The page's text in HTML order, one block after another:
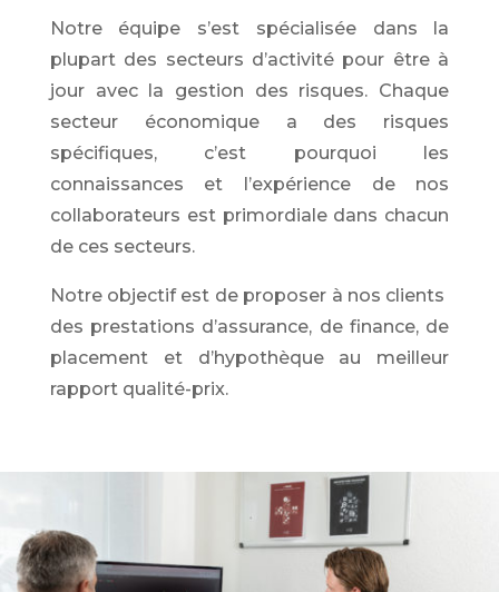
Notre équipe s’est spécialisée dans la
plupart des secteurs d’activité pour être à
jour avec la gestion des risques. Chaque
secteur économique a des risques
spécifiques, c’est pourquoi les
connaissances et l’expérience de nos
collaborateurs est primordiale dans chacun
de ces secteurs.
Notre objectif est de proposer à nos clients
des prestations d’assurance, de finance, de
placement et d’hypothèque au meilleur
rapport qualité-prix.